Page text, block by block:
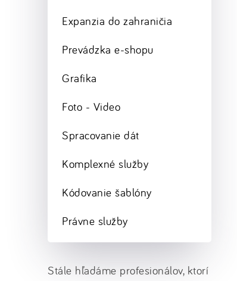
Expanzia do zahraničia
Prevádzka e-shopu
Grafika
Foto - Video
Spracovanie dát
Komplexné služby
Kódovanie šablóny
Právne služby
Stále hľadáme profesionálov, ktorí